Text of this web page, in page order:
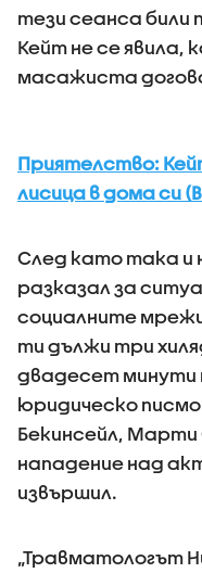
тези сеанса били
Кейт не се явила,
масажиста
Приятелство:
лисица в дома си
След като така и
разказал за
социалните
ти дължи три
двадесет минути
юридическо
Бекинсейл, Марти
нападение над
извършил.
„Травматологът